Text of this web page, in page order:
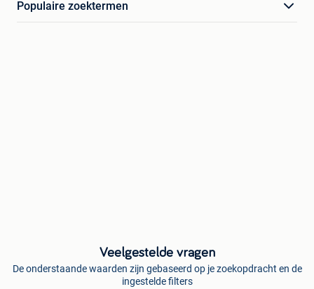
Populaire zoektermen
Veelgestelde vragen
De onderstaande waarden zijn gebaseerd op je zoekopdracht en de
ingestelde filters